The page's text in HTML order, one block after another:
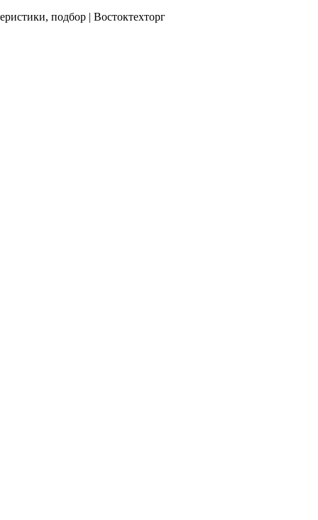
подбор | Востоктехторг